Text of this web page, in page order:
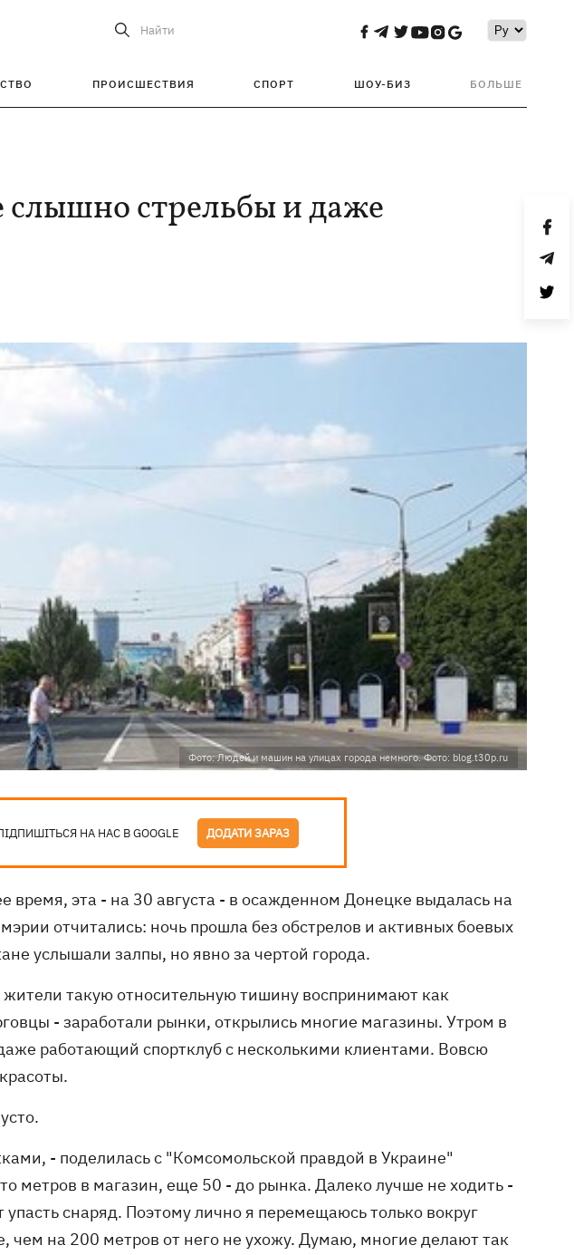
Найти
ПРОИСШЕСТВИЯ СПОРТ ШОУ-БИЗ БОЛЬШЕ
слышно стрельбы и даже
Фото: Людей и машин на улицах города немного. Фото: blog.t30p.ru
НА НАС В GOOGLE ДОДАТИ ЗАРАЗ
время, эта - на 30 августа - в осажденном Донецке выдалась на
отчитались: ночь прошла без обстрелов и активных боевых
услышали залпы, но явно за чертой города.
такую относительную тишину воспринимают как
- заработали рынки, открылись многие магазины. Утром в
работающий спортклуб с несколькими клиентами. Вовсю
- поделилась с "Комсомольской правдой в Украине"
метров в магазин, еще 50 - до рынка. Далеко лучше не ходить -
снаряд. Поэтому лично я перемещаюсь только вокруг
на 200 метров от него не ухожу. Думаю, многие делают так